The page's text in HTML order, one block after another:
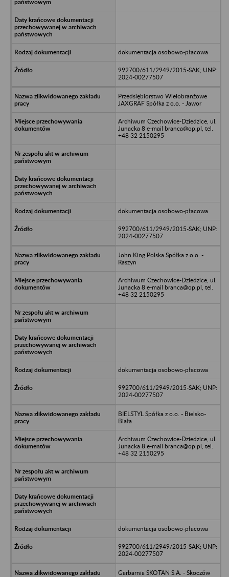
dokumentacja osobowo-płacowa
992700/611/2949/2015-SAK; UNP:
2024-00277507
Przedsiębiorstwo Wielobranżowe
JAXGRAF Spółka z o.o. - Jawor
Archiwum Czechowice-Dziedzice, ul.
Junacka 8 e-mail branca@op.pl, tel.
+48 32 2150295
dokumentacja osobowo-płacowa
992700/611/2949/2015-SAK; UNP:
2024-00277507
John King Polska Spółka z o.o. -
Raszyn
Archiwum Czechowice-Dziedzice, ul.
Junacka 8 e-mail branca@op.pl, tel.
+48 32 2150295
dokumentacja osobowo-płacowa
992700/611/2949/2015-SAK; UNP:
2024-00277507
BIELSTYL Spółka z o.o. - Bielsko-
Biała
Archiwum Czechowice-Dziedzice, ul.
Junacka 8 e-mail branca@op.pl, tel.
+48 32 2150295
dokumentacja osobowo-płacowa
992700/611/2949/2015-SAK; UNP:
2024-00277507
Garbarnia SKOTAN S.A. - Skoczów